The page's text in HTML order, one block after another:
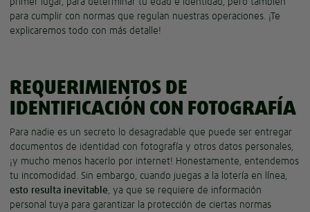
para cumplir con normas que regulan nuestras operaciones. ¡Te
explicaremos todo con más detalle!
REQUERIMIENTOS DE
IDENTIFICACIÓN CON FOTOGRAFÍA
Para nadie es un secreto lo desagradable que puede ser entregar
documentos de identidad con fotografía y otros datos personales,
¡y mucho menos hacerlo por internet! Honestamente, entendemos
tu incomodidad. Sin embargo, cuando juegas a la lotería en línea,
esto resulta inevitable, ya que se requiere de información
personal tuya para garantizar la protección de ciertas normas